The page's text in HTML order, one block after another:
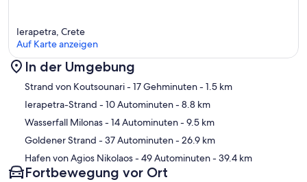
Karte
Ierapetra, Crete
Auf Karte anzeigen
In der Umgebung
Strand von Koutsounari- 17 Gehminuten- 1.5 km
Ierapetra-Strand - 10 Autominuten- 8.8 km
Wasserfall Milonas- 14 Autominuten- 9.5 km
Goldener Strand - 37 Autominuten- 26.9 km
Hafen von Agios Nikolaos- 49 Autominuten- 39.4 km
Fortbewegung vor Ort